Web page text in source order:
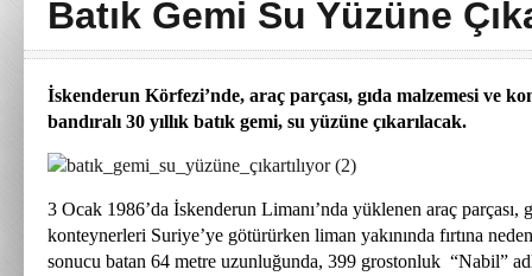
Batık Gemi Su Yüzüne
İskenderun Körfezi’nde, araç parçası, gıda malzemesi ve
bandıralı 30 yıllık batık gemi, su yüzüne çıkarılacak.
3 Ocak 1986’da İskenderun Limanı’nda yüklenen araç parçası,
konteynerleri Suriye’ye götürürken liman yakınında fırtına
sonucu batan 64 metre uzunluğunda, 399 grostonluk “Nabil”